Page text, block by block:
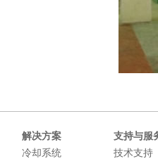
解决方案 支持与服
冷却系统
技术支持